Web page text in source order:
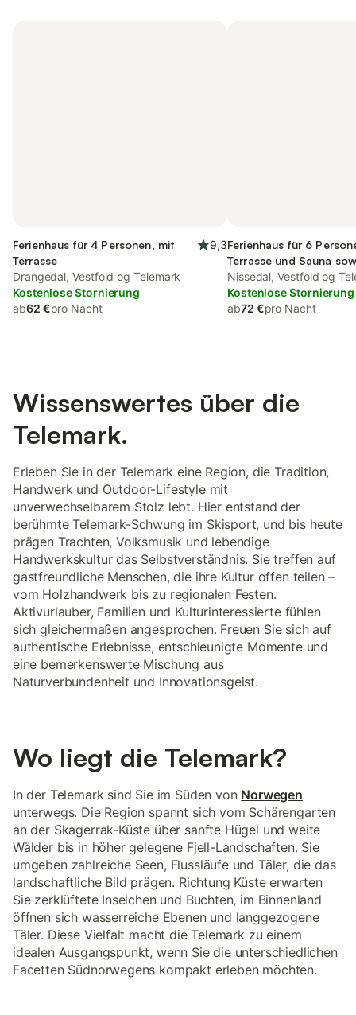
Ferienhaus für 4 Personen, mit
Terrasse
9,3
Drangedal, Vestfold og Telemark
Kostenlose Stornierung
ab62 €pro Nacht
Ferienhaus für 6
Terrasse und Sauna
Seeblick, mit Haustier
Nissedal, Vestfold og
Kostenlose Stornierung
ab72 €pro Nacht
Wissenswertes über die
Telemark.
Erleben Sie in der Telemark eine Region, die Tradition,
Handwerk und Outdoor-Lifestyle mit
unverwechselbarem Stolz lebt. Hier entstand der
berühmte Telemark-Schwung im Skisport, und bis heute
prägen Trachten, Volksmusik und lebendige
Handwerkskultur das Selbstverständnis. Sie treffen auf
gastfreundliche Menschen, die ihre Kultur offen teilen –
vom Holzhandwerk bis zu regionalen Festen.
Aktivurlauber, Familien und Kulturinteressierte fühlen
sich gleichermaßen angesprochen. Freuen Sie sich auf
authentische Erlebnisse, entschleunigte Momente und
eine bemerkenswerte Mischung aus
Naturverbundenheit und Innovationsgeist.
Wo liegt die Telemark?
In der Telemark sind Sie im Süden von Norwegen
unterwegs. Die Region spannt sich vom Schärengarten
an der Skagerrak-Küste über sanfte Hügel und weite
Wälder bis in höher gelegene Fjell-Landschaften. Sie
umgeben zahlreiche Seen, Flussläufe und Täler, die das
landschaftliche Bild prägen. Richtung Küste erwarten
Sie zerklüftete Inselchen und Buchten, im Binnenland
öffnen sich wasserreiche Ebenen und langgezogene
Täler. Diese Vielfalt macht die Telemark zu einem
idealen Ausgangspunkt, wenn Sie die unterschiedlichen
Facetten Südnorwegens kompakt erleben möchten.